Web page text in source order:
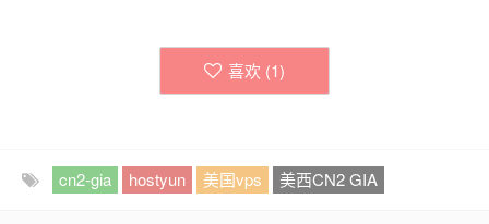
喜欢 (1)
cn2-gia hostyun 美国vps 美西CN2 GIA